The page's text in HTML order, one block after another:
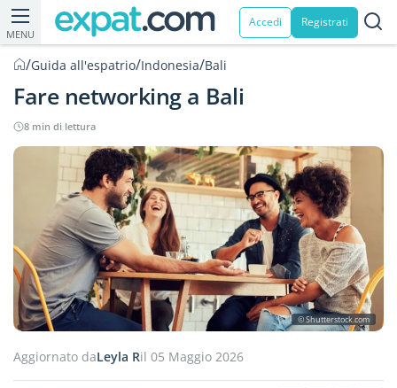
MENU
Accedi Registrati
/Guida all'espatrio/Indonesia/Bali
Fare networking a Bali
8 min di lettura
© Shutterstock.com
Aggiornato daLeyla Ril 05 Maggio 2026